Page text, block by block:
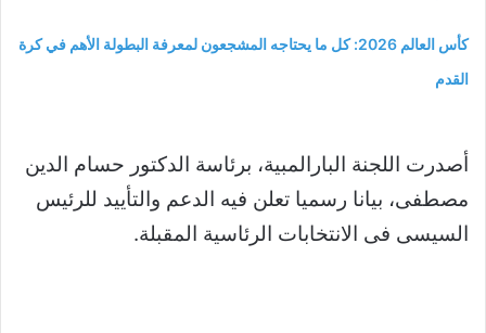
كأس العالم 2026: كل ما يحتاجه المشجعون لمعرفة البطولة الأهم في كرة
القدم
أصدرت اللجنة البارالمبية، برئاسة الدكتور حسام الدين
مصطفى، بيانا رسميا تعلن فيه الدعم والتأييد للرئيس
السيسى فى الانتخابات الرئاسية المقبلة.